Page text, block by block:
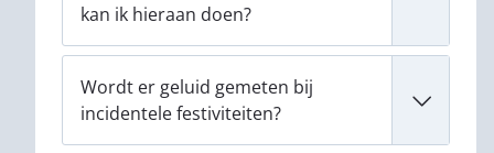
kan ik hieraan doen?
Wordt er geluid gemeten bij
incidentele festiviteiten?